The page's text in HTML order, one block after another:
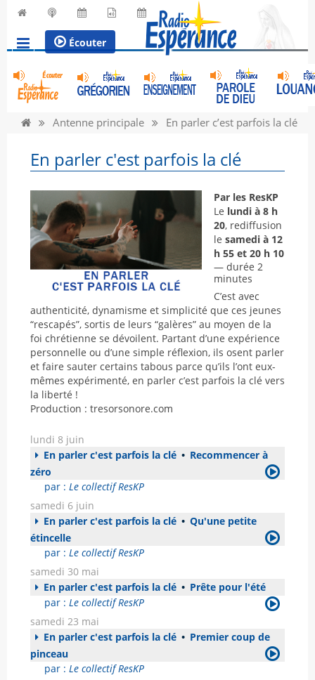
Écouter
Antenne principale En parler c’est parfois la clé
En parler c'est parfois la clé
Par les ResKP
Le lundi à 8 h
20, rediffusion
le samedi à 12
h 55 et 20 h 10
— durée 2
minutes
C’est avec
authenticité, dynamisme et simplicité que ces jeunes
“rescapés”, sortis de leurs “galères” au moyen de la
foi chrétienne se dévoilent. Partant d’une expérience
personnelle ou d’une simple réflexion, ils osent parler
et faire sauter certains tabous parce qu’ils l’ont eux-
mêmes expérimenté, en parler c’est parfois la clé vers
la liberté !
Production : tresorsonore.com
lundi 8 juin
En parler c'est parfois la clé • Recommencer à
zéro
par : Le collectif ResKP
samedi 6 juin
En parler c'est parfois la clé • Qu'une petite
étincelle
par : Le collectif ResKP
samedi 30 mai
En parler c'est parfois la clé • Prête pour l'été
par : Le collectif ResKP
samedi 23 mai
En parler c'est parfois la clé • Premier coup de
pinceau
par : Le collectif ResKP